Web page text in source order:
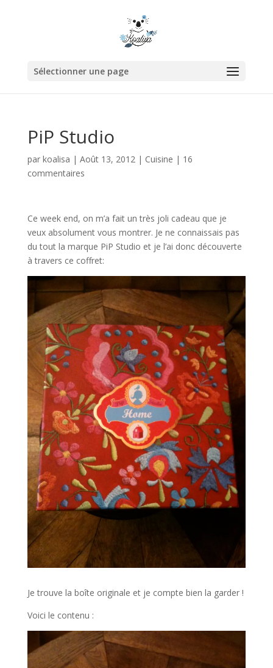
Sélectionner une page
PiP Studio
par koalisa | Août 13, 2012| Cuisine | 16
commentaires
Ce week end, on m’a fait un très joli cadeau que je
veux absolument vous montrer. Je ne connaissais pas
du tout la marque PiP Studio et je l’ai donc découverte
à travers ce coffret:
Je trouve la boîte originale et je compte bien la garder !
Voici le contenu :